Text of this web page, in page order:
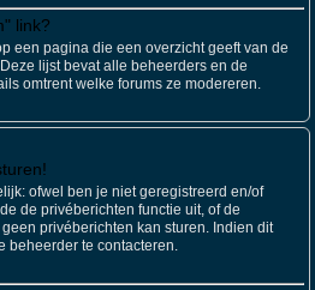
link?
een pagina die een overzicht geeft van de
lijst bevat alle beheerders en de
omtrent welke forums ze modereren.
ofwel ben je niet geregistreerd en/of
de privéberichten functie uit, of de
privéberichten kan sturen. Indien dit
beheerder te contacteren.